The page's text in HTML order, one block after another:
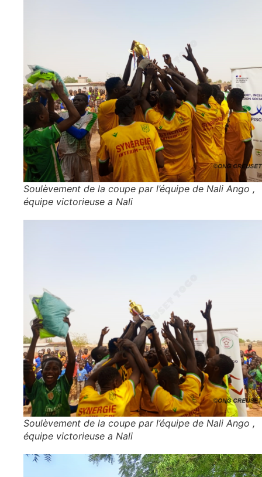
Soulèvement de la coupe par l’équipe de Nali Ango ,
équipe victorieuse a Nali
Soulèvement de la coupe par l’équipe de Nali Ango ,
équipe victorieuse a Nali